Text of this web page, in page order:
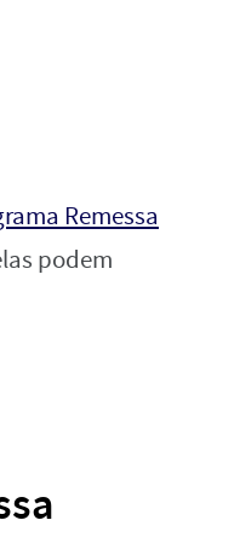
Remessa
podem